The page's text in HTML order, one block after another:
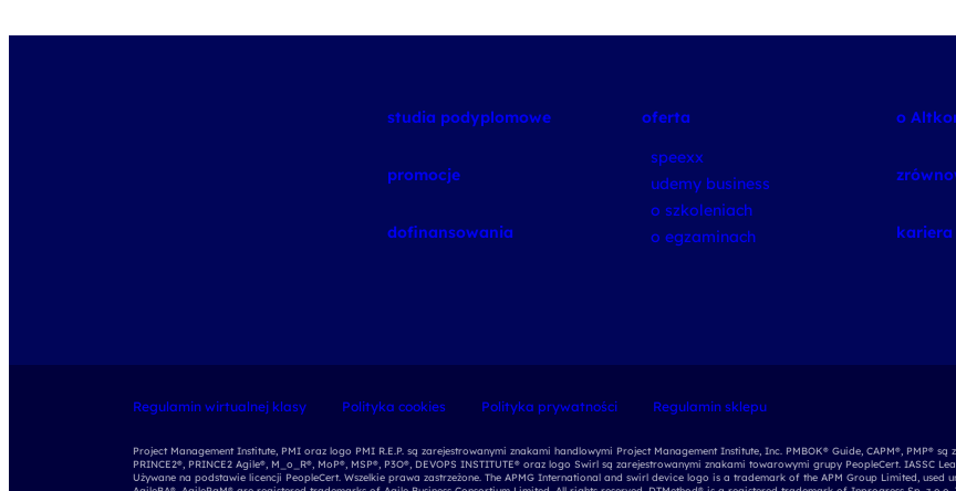
studia podyplomowe
promocje
dofinansowania
oferta
speexx
udemy business
o szkoleniach
o egzaminach
o
kariera
Regulamin wirtualnej klasy Polityka cookies Polityka prywatności Regulamin sklepu
Project Management Institute, PMI oraz logo PMI R.E.P. są zarejestrowanymi znakami handlowymi Project Management Institute, Inc. PMBOK® Guide, CAPM®, PMP®
PRINCE2®, PRINCE2 Agile®, M_o_R®, MoP®, MSP®, P3O®, DEVOPS INSTITUTE® oraz logo Swirl są zarejestrowanymi znakami towarowymi grupy PeopleCert. IASSC
Używane na podstawie licencji PeopleCert. Wszelkie prawa zastrzeżone. The APMG International and swirl device logo is a trademark of the APM Group Limited, used